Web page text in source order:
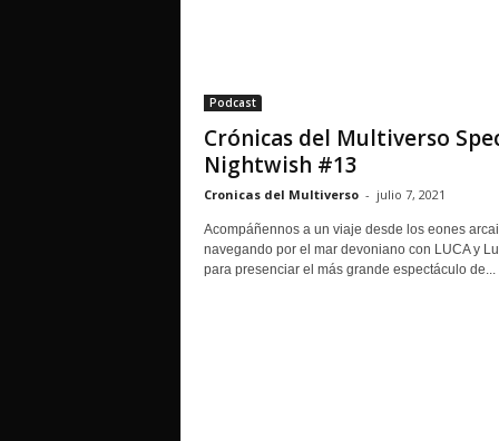
Podcast
Crónicas del Multiverso
Nightwish #13
Cronicas del Multiverso - julio 7, 2021
Acompáñennos a un viaje desde los eones
navegando por el mar devoniano con LUCA y
para presenciar el más grande espectáculo de...